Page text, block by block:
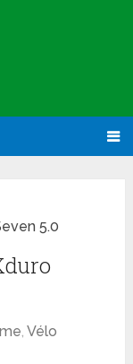
5.0
,Vélo